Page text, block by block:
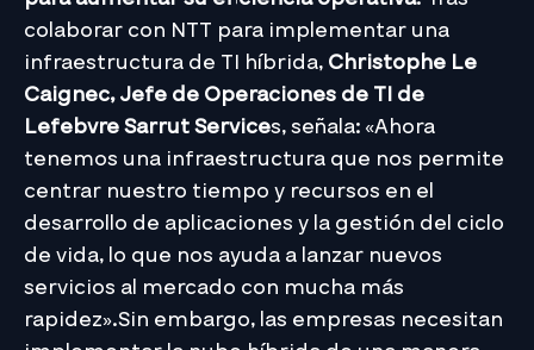
colaborar con NTT para implementar una
infraestructura de TI híbrida, Christophe Le
Caignec, Jefe de Operaciones de TI de
Lefebvre Sarrut Services, señala: «Ahora
tenemos una infraestructura que nos permite
centrar nuestro tiempo y recursos en el
desarrollo de aplicaciones y la gestión del ciclo
de vida, lo que nos ayuda a lanzar nuevos
servicios al mercado con mucha más
rapidez».Sin embargo, las empresas necesitan